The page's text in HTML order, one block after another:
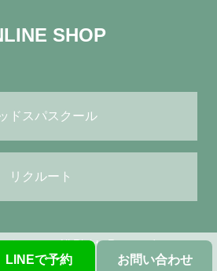
LINEで予約 お問い合わせ
SHOP
ドスパスクール
リクルート
ン green All Rights Reserved.